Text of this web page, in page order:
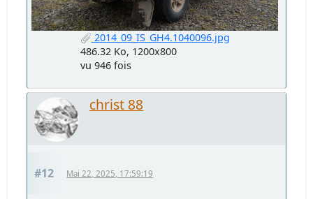
2014_09_IS_GH4.1040096.jpg
486.32 Ko, 1200x800
vu 946 fois
christ 88
#12 Mai 22, 2025, 17:59:19